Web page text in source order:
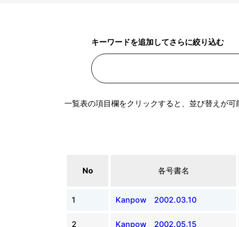
キーワードを追加してさらに絞り込む
一覧表の項目欄をクリックすると、並び替えが
No 各号書名
1 Kanpow 2002.03.10
2 Kanpow 2002.05.15